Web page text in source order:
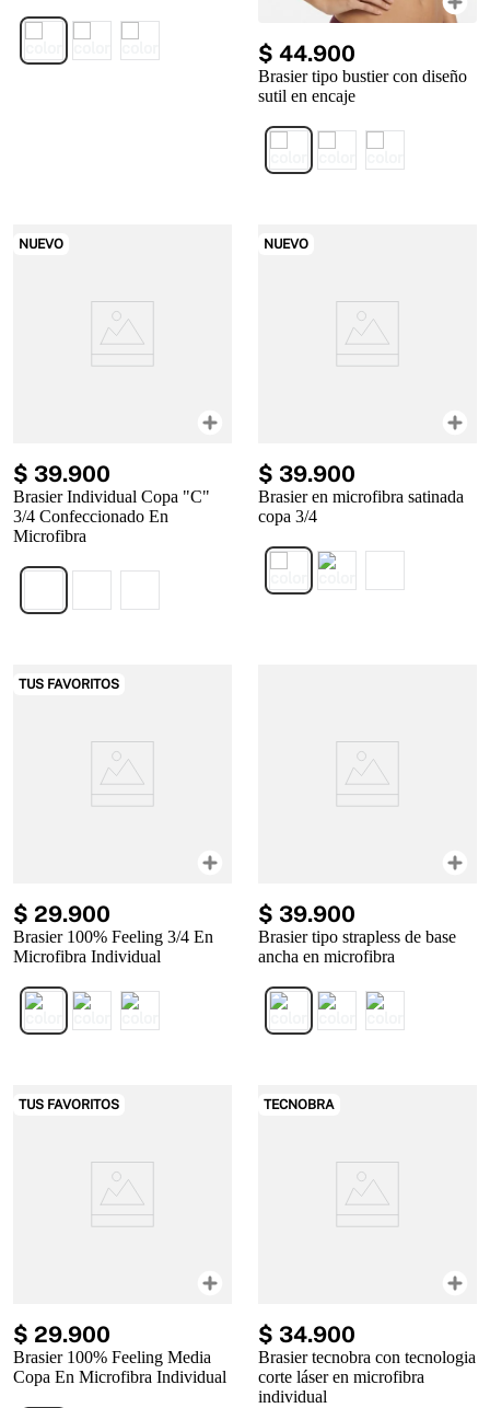
$ 44.900
Brasier tipo bustier con diseño
sutil en encaje
NUEVO
$ 39.900
Brasier Individual Copa "C"
3/4 Confeccionado En
Microfibra
NUEVO
$ 39.900
Brasier en microfibra satinada
copa 3/4
TUS FAVORITOS
$ 29.900
Brasier 100% Feeling 3/4 En
Microfibra Individual
$ 39.900
Brasier tipo strapless de base
ancha en microfibra
TUS FAVORITOS
$ 29.900
Brasier 100% Feeling Media
Copa En Microfibra Individual
TECNOBRA
$ 34.900
Brasier tecnobra con tecnologia
corte láser en microfibra
individual